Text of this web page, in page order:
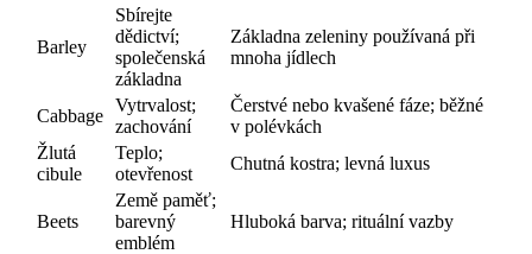
Barley
Sbírejte
dědictví;
společenská
základna
Základna zeleniny používaná při
mnoha jídlech
Cabbage
Vytrvalost;
zachování
Čerstvé nebo kvašené fáze; běžné
v polévkách
Žlutá
cibule
Teplo;
otevřenost
Chutná kostra; levná luxus
Beets
Země paměť;
barevný
emblém
Hluboká barva; rituální vazby